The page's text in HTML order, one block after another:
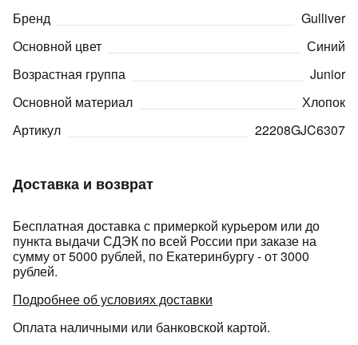
Доставка и возврат
Бесплатная доставка с примеркой курьером или до
пункта выдачи СДЭК по всей России при заказе на
сумму от 5000 рублей, по Екатеринбургу - от 3000
рублей.
Подробнее об условиях доставки
Оплата наличными или банковской картой.
Бренд
Gulliver
Основной цвет
Синий
Возрастная группа
Junior
Основной материал
Хлопок
Артикул
22208GJC6307